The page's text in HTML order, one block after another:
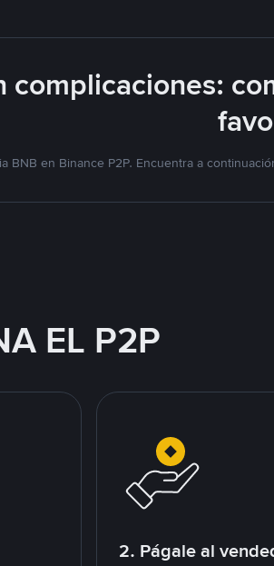
complicaciones:
BNB en Binance P2P. Encuentra a
EL P2P
2. Págale al